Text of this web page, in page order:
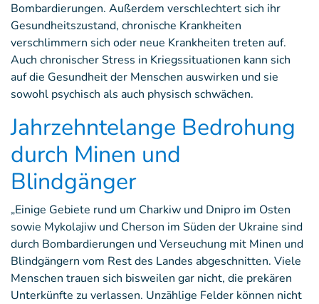
Bombardierungen. Außerdem verschlechtert sich ihr
Gesundheitszustand, chronische Krankheiten
verschlimmern sich oder neue Krankheiten treten auf.
Auch chronischer Stress in Kriegssituationen kann sich
auf die Gesundheit der Menschen auswirken und sie
sowohl psychisch als auch physisch schwächen.
Jahrzehntelange Bedrohung
durch Minen und
Blindgänger
„Einige Gebiete rund um Charkiw und Dnipro im Osten
sowie Mykolajiw und Cherson im Süden der Ukraine sind
durch Bombardierungen und Verseuchung mit Minen und
Blindgängern vom Rest des Landes abgeschnitten. Viele
Menschen trauen sich bisweilen gar nicht, die prekären
Unterkünfte zu verlassen. Unzählige Felder können nicht